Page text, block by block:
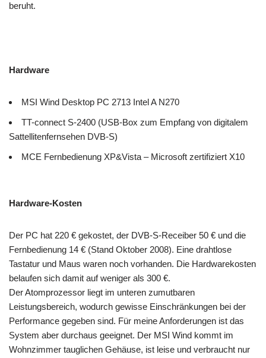
beruht.
Hardware
MSI Wind Desktop PC 2713 Intel A N270
TT-connect S-2400 (USB-Box zum Empfang von digitalem
Sattellitenfernsehen DVB-S)
MCE Fernbedienung XP&Vista – Microsoft zertifiziert X10
Hardware-Kosten
Der PC hat 220 € gekostet, der DVB-S-Receiber 50 € und die
Fernbedienung 14 € (Stand Oktober 2008). Eine drahtlose
Tastatur und Maus waren noch vorhanden. Die Hardwarekosten
belaufen sich damit auf weniger als 300 €.
Der Atomprozessor liegt im unteren zumutbaren
Leistungsbereich, wodurch gewisse Einschränkungen bei der
Performance gegeben sind. Für meine Anforderungen ist das
System aber durchaus geeignet. Der MSI Wind kommt im
Wohnzimmer tauglichen Gehäuse, ist leise und verbraucht nur